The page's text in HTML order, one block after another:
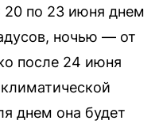
20 по 23 июня днем
ночью — от
после 24 июня
днем она будет